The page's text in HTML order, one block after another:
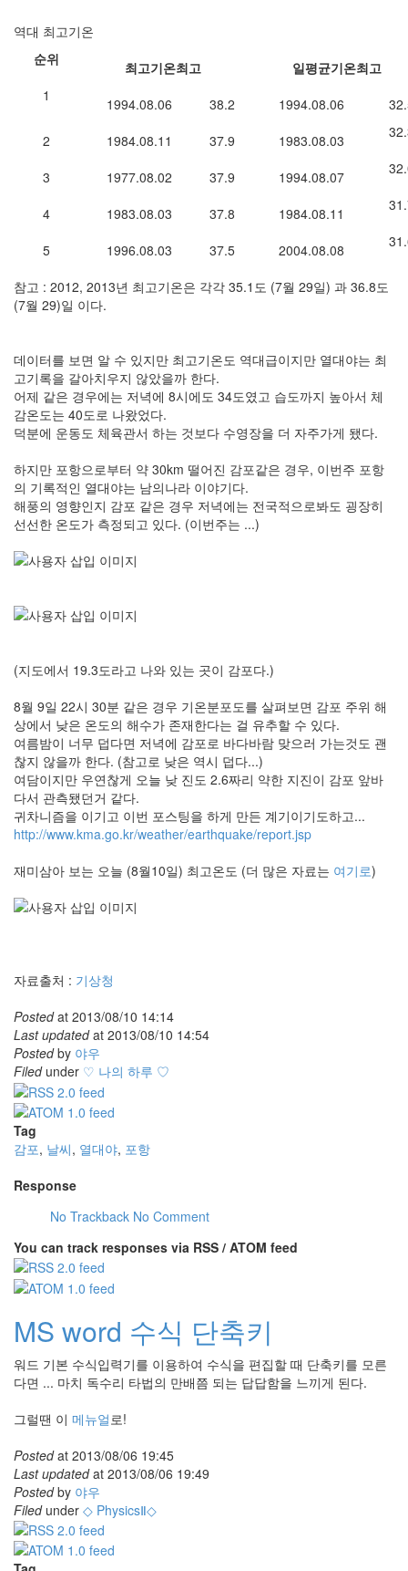
역대 최고기온
순위
최고기온최고
일평균기온최고
1
1994.08.06 38.2 1994.08.06
2
1984.08.11 37.9 1983.08.03
3 1977.08.02 37.9 1994.08.07
4 1983.08.03 37.8 1984.08.11
5 1996.08.03 37.5 2004.08.08
참고 : 2012, 2013년 최고기온은 각각 35.1도 (7월 29일) 과 36.8도
(7월 29)일 이다.
데이터를 보면 알 수 있지만 최고기온도 역대급이지만 열대야는 최
고기록을 갈아치우지 않았을까 한다.
어제 같은 경우에는 저녁에 8시에도 34도였고 습도까지 높아서 체
감온도는 40도로 나왔었다.
덕분에 운동도 체육관서 하는 것보다 수영장을 더 자주가게 됐다.
하지만 포항으로부터 약 30km 떨어진 감포같은 경우, 이번주 포항
의 기록적인 열대야는 남의나라 이야기다.
해풍의 영향인지 감포 같은 경우 저녁에는 전국적으로봐도 굉장히
선선한 온도가 측정되고 있다. (이번주는 ...)
(지도에서 19.3도라고 나와 있는 곳이 감포다.)
8월 9일 22시 30분 같은 경우 기온분포도를 살펴보면 감포 주위 해
상에서 낮은 온도의 해수가 존재한다는 걸 유추할 수 있다.
여름밤이 너무 덥다면 저녁에 감포로 바다바람 맞으러 가는것도 괜
찮지 않을까 한다. (참고로 낮은 역시 덥다...)
여담이지만 우연찮게 오늘 낮 진도 2.6짜리 약한 지진이 감포 앞바
다서 관측됐던거 같다.
귀차니즘을 이기고 이번 포스팅을 하게 만든 계기이기도하고...
http://www.kma.go.kr/weather/earthquake/report.jsp
재미삼아 보는 오늘 (8월10일) 최고온도 (더 많은 자료는 여기로)
자료출처 : 기상청
Postedat 2013/08/10 14:14
Last updatedat 2013/08/10 14:54
Postedby 야우
Filedunder ♡ 나의 하루 ♡
Tag
감포, 날씨, 열대야, 포항
Response
No Trackback No Comment
You can track responses via RSS / ATOM feed
MS word 수식 단축키
워드 기본 수식입력기를 이용하여 수식을 편집할 때 단축키를 모른
다면 ... 마치 독수리 타법의 만배쯤 되는 답답함을 느끼게 된다.
그럴땐 이 메뉴얼 로!
Postedat 2013/08/06 19:45
Last updatedat 2013/08/06 19:49
Postedby 야우
Filedunder ◇ PhysicsⅡ◇